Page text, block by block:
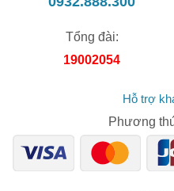
chịu, viêm nhiễm nhưng
chia theo cân nặng: 0-
3. Lựa chọn tã bỉm theo
Bé gái thường bị ướt ở vị
khi nằm xuống, vì thế nếu
kế độ dầy tập trung vào vị
thể chọn loại quần có
Tổng đài:
19002054
Hỗ trợ
Phương